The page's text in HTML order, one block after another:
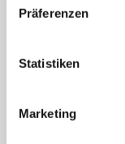
Präferenzen
Statistiken
Marketing
Bessere